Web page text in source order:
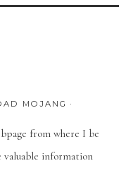
MOJANG
from where I be
valuable information